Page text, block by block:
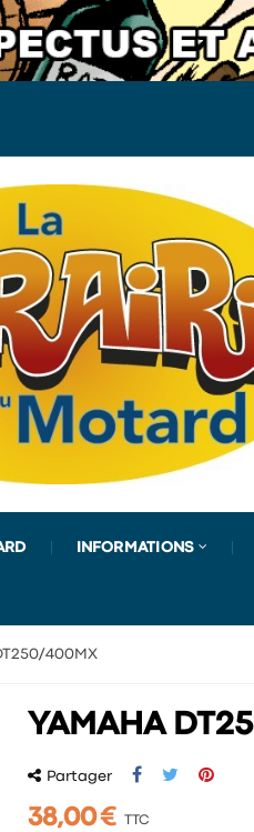
INFORMATIONS
400MX
YAMAHA
Partager
38,00 € TTC